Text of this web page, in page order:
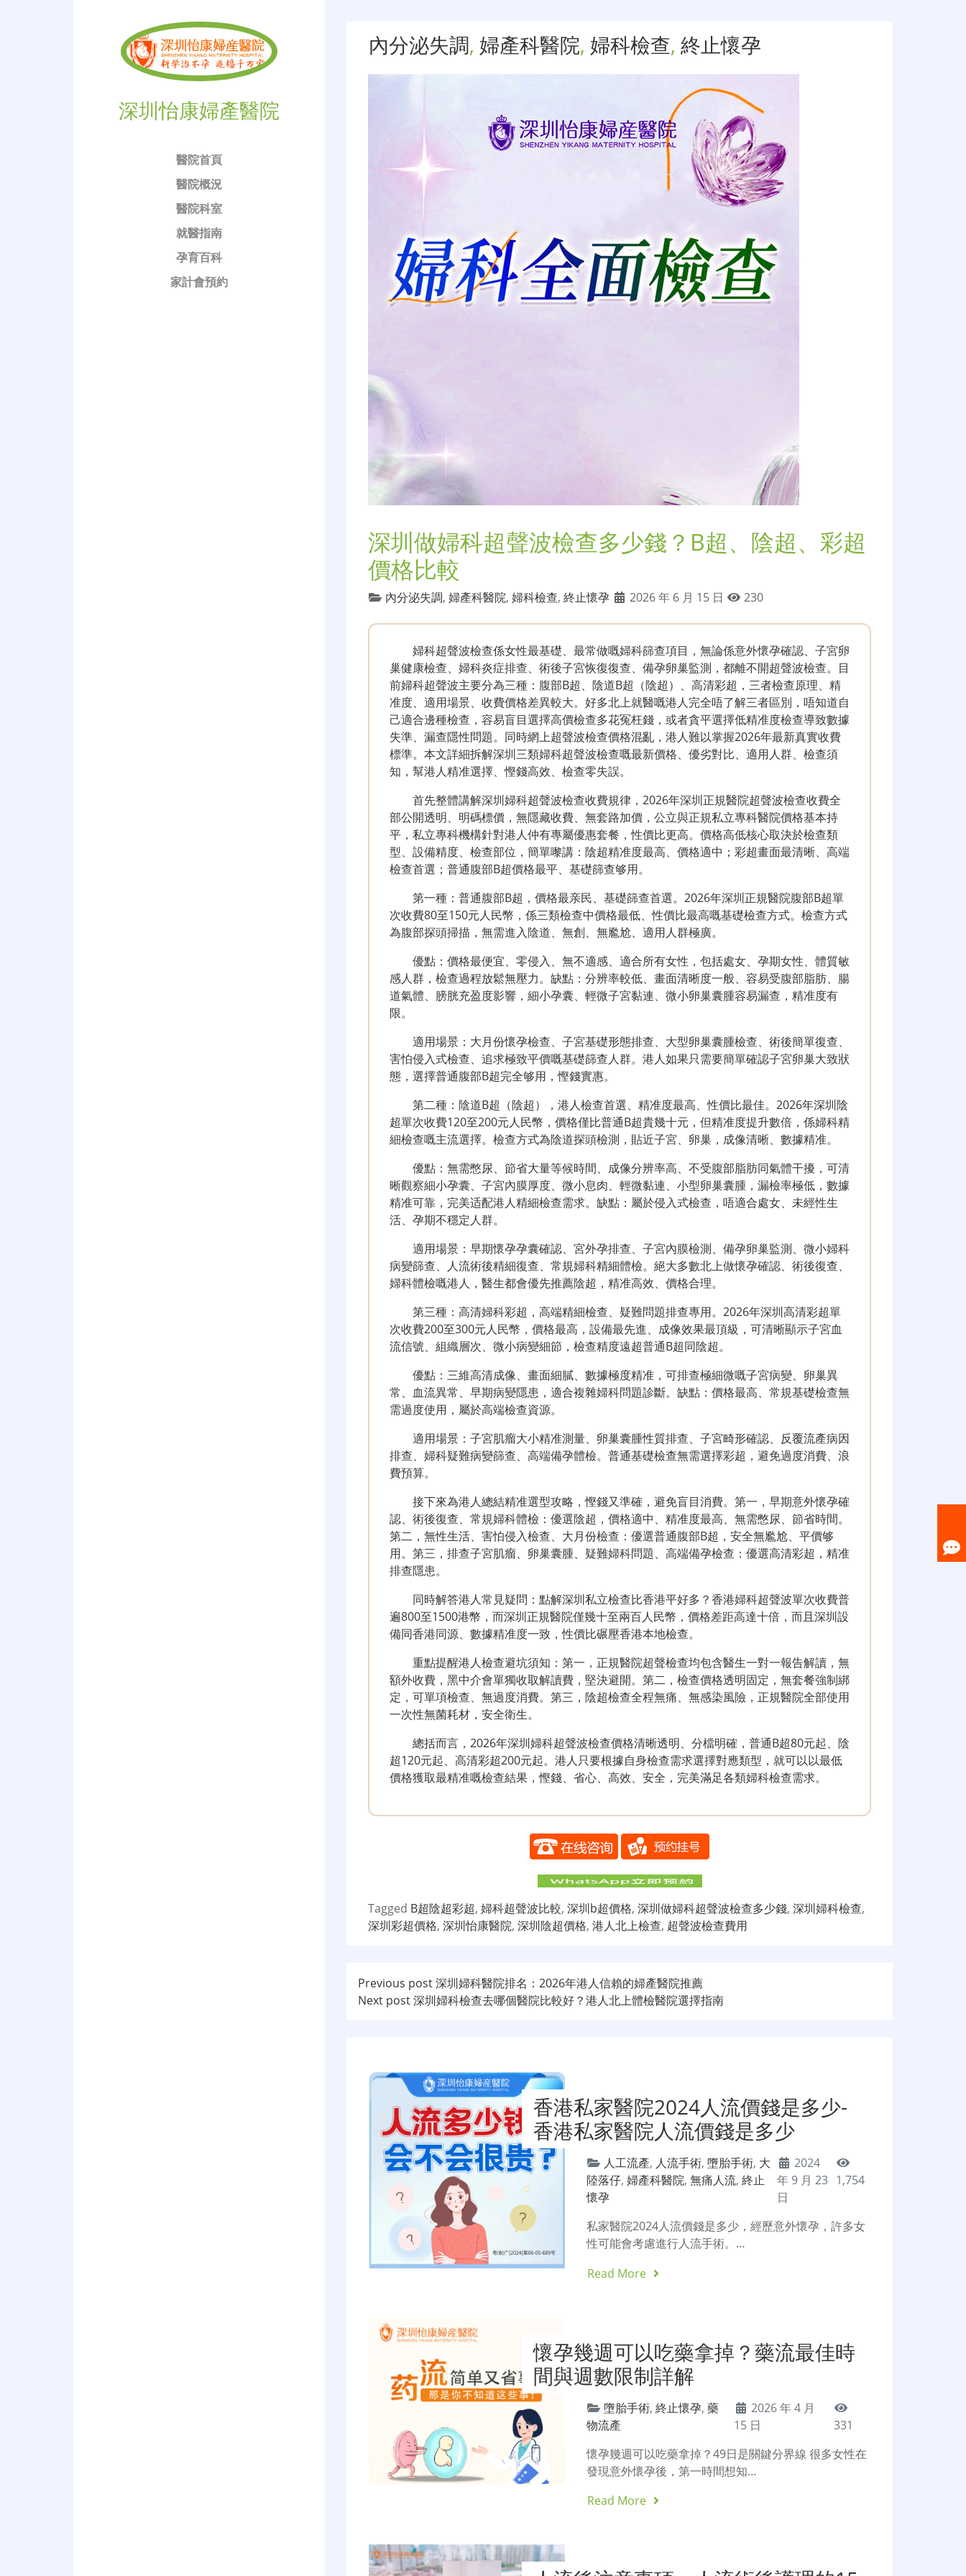
深圳怡康婦產醫院
醫院首頁
醫院概況
醫院科室
就醫指南
孕育百科
家計會預約
內分泌失調, 婦產科醫院, 婦科檢查, 終止懷孕
深圳做婦科超聲波檢查多少錢？B超、陰超、彩超
價格比較
內分泌失調, 婦產科醫院, 婦科檢查, 終止懷孕 2026 年 6 月 15 日 230
婦科超聲波檢查係女性最基礎、最常做嘅婦科篩查項目，無論係意外懷孕確認、子宮卵
巢健康檢查、婦科炎症排查、術後子宮恢復復查、備孕卵巢監測，都離不開超聲波檢查。目
前婦科超聲波主要分為三種：腹部B超、陰道B超（陰超）、高清彩超，三者檢查原理、精
准度、適用場景、收費價格差異較大。好多北上就醫嘅港人完全唔了解三者區別，唔知道自
己適合邊種檢查，容易盲目選擇高價檢查多花冤枉錢，或者貪平選擇低精准度檢查導致數據
失準、漏查隱性問題。同時網上超聲波檢查價格混亂，港人難以掌握2026年最新真實收費
標準。本文詳細拆解深圳三類婦科超聲波檢查嘅最新價格、優劣對比、適用人群、檢查須
知，幫港人精准選擇、慳錢高效、檢查零失誤。
首先整體講解深圳婦科超聲波檢查收費規律，2026年深圳正規醫院超聲波檢查收費全
部公開透明、明碼標價，無隱藏收費、無套路加價，公立與正規私立專科醫院價格基本持
平，私立專科機構針對港人仲有專屬優惠套餐，性價比更高。價格高低核心取決於檢查類
型、設備精度、檢查部位，簡單嚟講：陰超精准度最高、價格適中；彩超畫面最清晰、高端
檢查首選；普通腹部B超價格最平、基礎篩查够用。
第一種：普通腹部B超，價格最亲民、基礎篩查首選。2026年深圳正規醫院腹部B超單
次收費80至150元人民幣，係三類檢查中價格最低、性價比最高嘅基礎檢查方式。檢查方式
為腹部探頭掃描，無需進入陰道、無創、無尷尬、適用人群極廣。
優點：價格最便宜、零侵入、無不適感、適合所有女性，包括處女、孕期女性、體質敏
感人群，檢查過程放鬆無壓力。缺點：分辨率較低、畫面清晰度一般、容易受腹部脂肪、腸
道氣體、膀胱充盈度影響，細小孕囊、輕微子宮黏連、微小卵巢囊腫容易漏查，精准度有
限。
適用場景：大月份懷孕檢查、子宮基礎形態排查、大型卵巢囊腫檢查、術後簡單復查、
害怕侵入式檢查、追求極致平價嘅基礎篩查人群。港人如果只需要簡單確認子宮卵巢大致狀
態，選擇普通腹部B超完全够用，慳錢實惠。
第二種：陰道B超（陰超），港人檢查首選、精准度最高、性價比最佳。2026年深圳陰
超單次收費120至200元人民幣，價格僅比普通B超貴幾十元，但精准度提升數倍，係婦科精
細檢查嘅主流選擇。檢查方式為陰道探頭檢測，貼近子宮、卵巢，成像清晰、數據精准。
優點：無需憋尿、節省大量等候時間、成像分辨率高、不受腹部脂肪同氣體干擾，可清
晰觀察細小孕囊、子宮內膜厚度、微小息肉、輕微黏連、小型卵巢囊腫，漏檢率極低，數據
精准可靠，完美适配港人精細檢查需求。缺點：屬於侵入式檢查，唔適合處女、未經性生
活、孕期不穩定人群。
適用場景：早期懷孕孕囊確認、宮外孕排查、子宮內膜檢測、備孕卵巢監測、微小婦科
病變篩查、人流術後精細復查、常規婦科精細體檢。絕大多數北上做懷孕確認、術後復查、
婦科體檢嘅港人，醫生都會優先推薦陰超，精准高效、價格合理。
第三種：高清婦科彩超，高端精細檢查、疑難問題排查專用。2026年深圳高清彩超單
次收費200至300元人民幣，價格最高，設備最先進、成像效果最頂級，可清晰顯示子宮血
流信號、組織層次、微小病變細節，檢查精度遠超普通B超同陰超。
優點：三維高清成像、畫面細膩、數據極度精准，可排查極細微嘅子宮病變、卵巢異
常、血流異常、早期病變隱患，適合複雜婦科問題診斷。缺點：價格最高、常規基礎檢查無
需過度使用，屬於高端檢查資源。
適用場景：子宮肌瘤大小精准測量、卵巢囊腫性質排查、子宮畸形確認、反覆流產病因
排查、婦科疑難病變篩查、高端備孕體檢。普通基礎檢查無需選擇彩超，避免過度消費、浪
費預算。
接下來為港人總結精准選型攻略，慳錢又準確，避免盲目消費。第一，早期意外懷孕確
認、術後復查、常規婦科體檢：優選陰超，價格適中、精准度最高、無需憋尿、節省時間。
第二，無性生活、害怕侵入檢查、大月份檢查：優選普通腹部B超，安全無尷尬、平價够
用。第三，排查子宮肌瘤、卵巢囊腫、疑難婦科問題、高端備孕檢查：優選高清彩超，精准
排查隱患。
同時解答港人常見疑問：點解深圳私立檢查比香港平好多？香港婦科超聲波單次收費普
遍800至1500港幣，而深圳正規醫院僅幾十至兩百人民幣，價格差距高達十倍，而且深圳設
備同香港同源、數據精准度一致，性價比碾壓香港本地檢查。
重點提醒港人檢查避坑須知：第一，正規醫院超聲檢查均包含醫生一對一報告解讀，無
額外收費，黑中介會單獨收取解讀費，堅決避開。第二，檢查價格透明固定，無套餐強制綁
定，可單項檢查、無過度消費。第三，陰超檢查全程無痛、無感染風險，正規醫院全部使用
一次性無菌耗材，安全衛生。
總括而言，2026年深圳婦科超聲波檢查價格清晰透明、分檔明確，普通B超80元起、陰
超120元起、高清彩超200元起。港人只要根據自身檢查需求選擇對應類型，就可以以最低
價格獲取最精准嘅檢查結果，慳錢、省心、高效、安全，完美滿足各類婦科檢查需求。
Tagged B超陰超彩超, 婦科超聲波比較, 深圳b超價格, 深圳做婦科超聲波檢查多少錢, 深圳婦科檢查,
深圳彩超價格, 深圳怡康醫院, 深圳陰超價格, 港人北上檢查, 超聲波檢查費用
文
章
航
Previous post深圳婦科醫院排名：2026年港人信賴的婦產醫院推薦
Next post深圳婦科檢查去哪個醫院比較好？港人北上體檢醫院選擇指南
香港私家醫院2024人流價錢是多少-
香港私家醫院人流價錢是多少
人工流產, 人流手術,墮胎手術, 大
陸落仔,婦產科醫院,無痛人流,終止
懷孕
2024
年 9 月 23
日
1,754
私家醫院2024人流價錢是多少，經歷意外懷孕，許多女
性可能會考慮進行人流手術。…
Read More
懷孕幾週可以吃藥拿掉？藥流最佳時
間與週數限制詳解
墮胎手術,終止懷孕,藥
物流產
2026 年 4 月
15 日
331
懷孕幾週可以吃藥拿掉？49日是關鍵分界線 很多女性在
發現意外懷孕後，第一時間想知…
Read More